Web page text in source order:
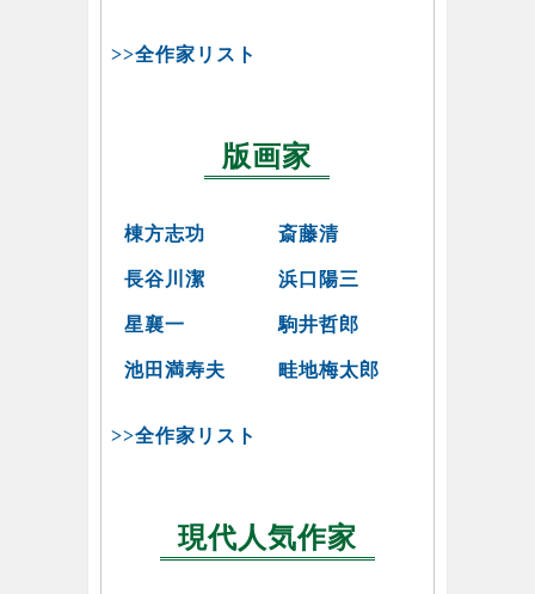
>>全作家リスト
版画家
棟方志功 斎藤清
長谷川潔 浜口陽三
星襄一 駒井哲郎
池田満寿夫 畦地梅太郎
>>全作家リスト
現代人気作家